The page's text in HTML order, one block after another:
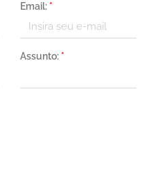
Email: *
Assunto: *